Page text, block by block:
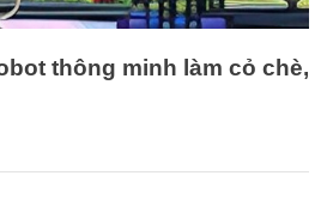
thông minh làm cỏ chè,